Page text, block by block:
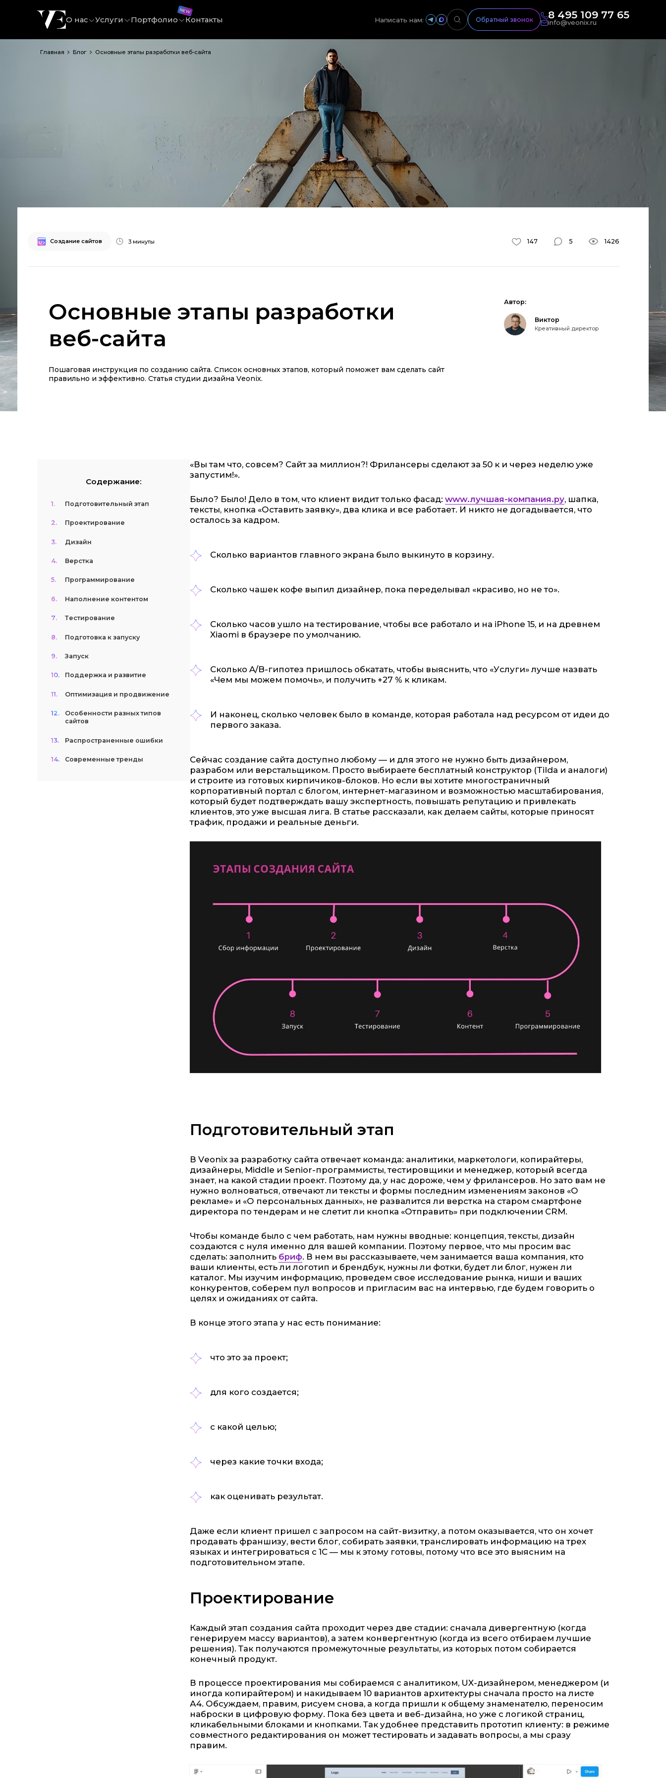
О нас Услуги Портфолио Контакты Написать нам: Обратный звонок 8 495 109 77 65
info@veonix.ru
Главная Блог Основные этапы разработки веб-сайта
Создание сайтов 3 минуты 147 5 1426
Основные этапы разработки
веб-сайта
Пошаговая инструкция по созданию сайта. Список основных этапов, который поможет вам сделать сайт
правильно и эффективно. Статья студии дизайна Veonix.
Автор:
Виктор
Креативный директор
Содержание:
1. Подготовительный этап
2. Проектирование
3. Дизайн
4. Верстка
5. Программирование
6. Наполнение контентом
7. Тестирование
8. Подготовка к запуску
9. Запуск
10. Поддержка и развитие
11. Оптимизация и продвижение
12.
Особенности разных типов
сайтов
13. Распространенные ошибки
14. Современные тренды
«Вы там что, совсем? Сайт за миллион?! Фрилансеры сделают за 50 к и через неделю уже
запустим!».
Было? Было! Дело в том, что клиент видит только фасад:www.лучшая-компания.ру, шапка,
тексты, кнопка «Оставить заявку», два клика и все работает. И никто не догадывается, что
осталось за кадром.
Сколько вариантов главного экрана было выкинуто в корзину.
Сколько чашек кофе выпил дизайнер, пока переделывал «красиво, но не то».
Сколько часов ушло на тестирование, чтобы все работало и на iPhone 15, и на древнем
Xiaomi в браузере по умолчанию.
Сколько A/B-гипотез пришлось обкатать, чтобы выяснить, что «Услуги» лучше назвать
«Чем мы можем помочь», и получить +27 % к кликам.
И наконец, сколько человек было в команде, которая работала над ресурсом от идеи до
первого заказа.
Сейчас создание сайта доступно любому — и для этого не нужно быть дизайнером,
разрабом или верстальщиком. Просто выбираете бесплатный конструктор (Tilda и аналоги)
и строите из готовых кирпичиков-блоков. Но если вы хотите многостраничный
корпоративный портал с блогом, интернет-магазином и возможностью масштабирования,
который будет подтверждать вашу экспертность, повышать репутацию и привлекать
клиентов, это уже высшая лига. В статье рассказали, как делаем сайты, которые приносят
трафик, продажи и реальные деньги.
Подготовительный этап
В Veonix за разработку сайта отвечает команда: аналитики, маркетологи, копирайтеры,
дизайнеры, Middle и Senior-программисты, тестировщики и менеджер, который всегда
знает, на какой стадии проект. Поэтому да, у нас дороже, чем у фрилансеров. Но зато вам не
нужно волноваться, отвечают ли тексты и формы последним изменениям законов «О
рекламе» и «О персональных данных», не развалится ли верстка на старом смартфоне
директора по тендерам и не слетит ли кнопка «Отправить» при подключении CRM.
Чтобы команде было с чем работать, нам нужны вводные: концепция, тексты, дизайн
создаются с нуля именно для вашей компании. Поэтому первое, что мы просим вас
сделать: заполнить бриф. В нем вы рассказываете, чем занимается ваша компания, кто
ваши клиенты, есть ли логотип и брендбук, нужны ли фотки, будет ли блог, нужен ли
каталог. Мы изучим информацию, проведем свое исследование рынка, ниши и ваших
конкурентов, соберем пул вопросов и пригласим вас на интервью, где будем говорить о
целях и ожиданиях от сайта.
В конце этого этапа у нас есть понимание:
что это за проект;
для кого создается;
с какой целью;
через какие точки входа;
как оценивать результат.
Даже если клиент пришел с запросом на сайт-визитку, а потом оказывается, что он хочет
продавать франшизу, вести блог, собирать заявки, транслировать информацию на трех
языках и интегрироваться с 1С — мы к этому готовы, потому что все это выясним на
подготовительном этапе.
Проектирование
Каждый этап создания сайта проходит через две стадии: сначала дивергентную (когда
генерируем массу вариантов), а затем конвергентную (когда из всего отбираем лучшие
решения). Так получаются промежуточные результаты, из которых потом собирается
конечный продукт.
В процессе проектирования мы собираемся с аналитиком, UX-дизайнером, менеджером (и
иногда копирайтером) и накидываем 10 вариантов архитектуры сначала просто на листе
А4. Обсуждаем, правим, рисуем снова, а когда пришли к общему знаменателю, переносим
наброски в цифровую форму. Пока без цвета и веб-дизайна, но уже с логикой страниц,
кликабельными блоками и кнопками. Так удобнее представить прототип клиенту: в режиме
совместного редактирования он может тестировать и задавать вопросы, а мы сразу
правим.